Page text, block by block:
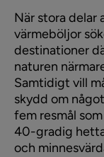
När stora delar
värmeböljor
destinationer
naturen
Samtidigt vill
skydd om
fem resmål
40-gradig
och